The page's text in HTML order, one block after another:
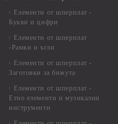
Елементи от шперплат -
Букви и цифри
Елементи от шперплат
-Рамки и ъгли
Елементи от шперплат -
Заготовки за бижута
Елементи от шперплат -
Етно елементи и музикални
инструменти